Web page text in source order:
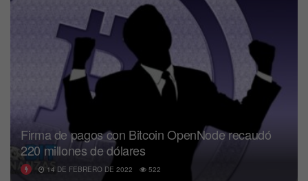
Firma de pagos con Bitcoin OpenNode recaudó
220 millones de dólares
14 DE FEBRERO DE 2022 522